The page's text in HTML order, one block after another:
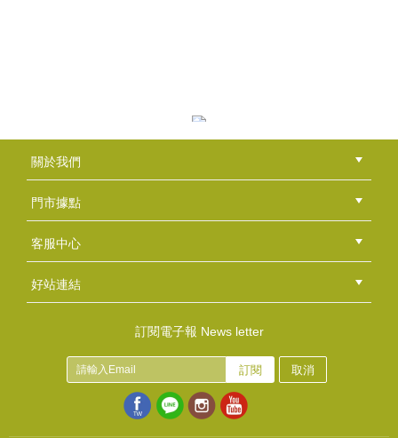
皂彩紙-雲彩紙風格-橘 + 迷你皂腰帶~英式下午茶
NT$190
關於我們
公司簡介
品牌故事
最新消息
隱私權聲明
版權聲明
門市據點
總部
北區
中區
南區
東區
海外
客服中心
會員等級
購物流程
訂單查詢
常見問題
海外訂購流程
連絡我們
下載專區
紅利點數
好站連結
訂閱電子報 News letter
訂閱 取消